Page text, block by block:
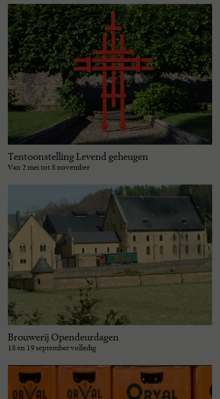
Tentoonstelling Levend geheugen
Van 2 mei tot 8 november
Brouwerij Opendeurdagen
18 en 19 september volledig